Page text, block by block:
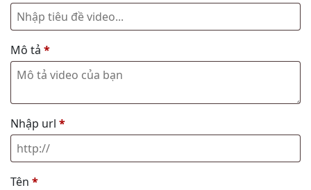
Mô tả *
Nhập url *
Tên *